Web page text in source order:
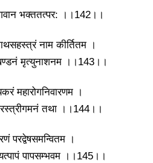
भक्ततत्पर: ।।142।।
नाम कीर्तितम ।
खण्डनं मृत्युनाशनम ।।143।।
महारोगनिवारणम ।
तथा ।।144।।
परद्वेषसमन्वितम ।
पापसम्भवम ।।145।।